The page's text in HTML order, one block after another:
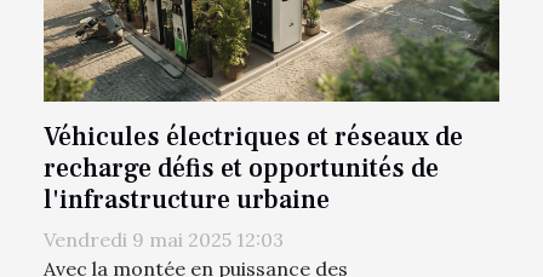
Véhicules électriques et réseaux de
recharge défis et opportunités de
l'infrastructure urbaine
Vendredi 9 mai 2025 12:03
Avec la montée en puissance des